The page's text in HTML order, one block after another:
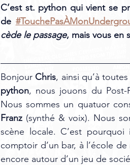
C’est st. python qui vient se
de
cède le passage, mais vous en
Bonjour Chris, ainsi qu’à
python, nous jouons du Post-
Nous sommes un quatuor
Franz (synthé & voix). Nous
scène locale. C’est
comptoir d’un bar, à l’école
encore autour d’un jeu de